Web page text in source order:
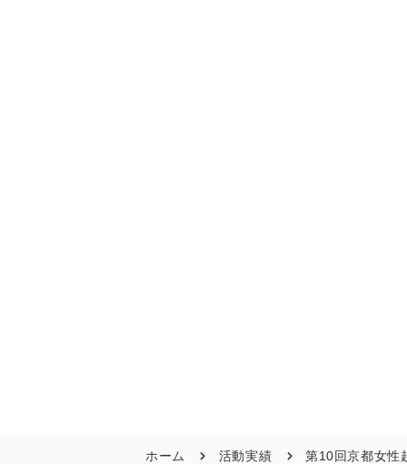
ホーム 活動実績 第10回京都女性